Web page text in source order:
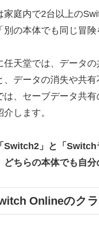
家庭内で2台以上の
別の本体でも同じ冒
任天堂では、データ
、データの消失や共有
は、セーブデータ共
します。
「Switch2」と「
どちらの本体でも自
Onlineのク